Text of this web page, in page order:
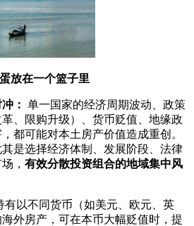
放在一个篮子里
： 单一国家的经济周期波动、政策
、限购升级）、货币贬值、地缘政
都可能对本土房产价值造成重创。
是选择经济体制、发展阶段、法律
， 有效分散投资组合的地域集中风
有以不同货币（如美元、欧元、英
外房产，可在本币大幅贬值时，提